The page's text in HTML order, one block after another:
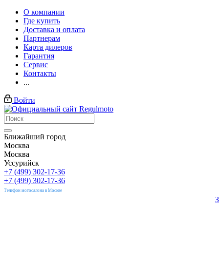
О компании
Где купить
Доставка и оплата
Партнерам
Карта дилеров
Гарантия
Сервис
Контакты
...
Войти
Ближайший город
Москва
Москва
Уссурийск
+7 (499) 302-17-36
+7 (499) 302-17-36
Телефон мотосалона в Москве